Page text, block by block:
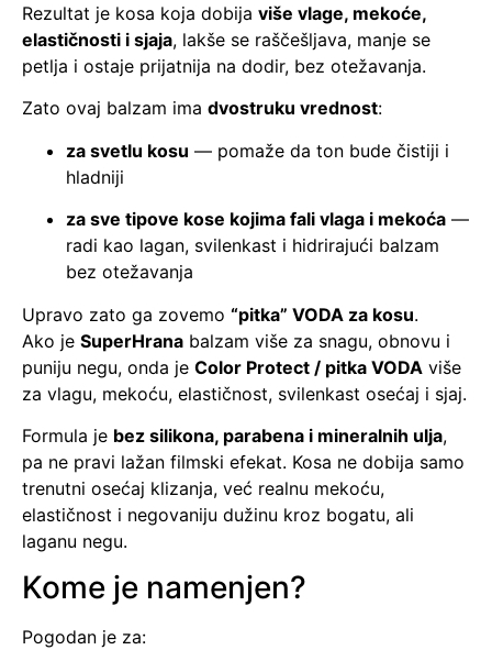
Rezultat je kosa koja dobija više vlage, mekoće,
elastičnosti i sjaja, lakše se raščešljava, manje se
petlja i ostaje prijatnija na dodir, bez otežavanja.
Zato ovaj balzam ima dvostruku vrednost:
za svetlu kosu — pomaže da ton bude čistiji i
hladniji
za sve tipove kose kojima fali vlaga i mekoća —
radi kao lagan, svilenkast i hidrirajući balzam
bez otežavanja
Upravo zato ga zovemo “pitka” VODA za kosu.
Ako je SuperHrana balzam više za snagu, obnovu i
puniju negu, onda je Color Protect / pitka VODA više
za vlagu, mekoću, elastičnost, svilenkast osećaj i sjaj.
Formula je bez silikona, parabena i mineralnih ulja,
pa ne pravi lažan filmski efekat. Kosa ne dobija samo
trenutni osećaj klizanja, već realnu mekoću,
elastičnost i negovaniju dužinu kroz bogatu, ali
laganu negu.
Kome je namenjen?
Pogodan je za: